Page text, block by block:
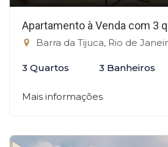
Apartamento à Venda com 3
Barra da Tijuca, Rio de
3 Quartos 3 Banheiros
Mais informações